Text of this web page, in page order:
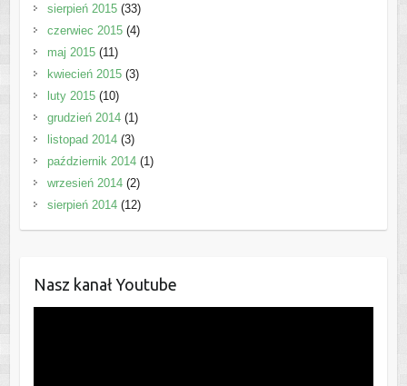
sierpień 2015(33)
czerwiec 2015(4)
maj 2015(11)
kwiecień 2015(3)
luty 2015(10)
grudzień 2014(1)
listopad 2014(3)
październik 2014(1)
wrzesień 2014(2)
sierpień 2014(12)
Nasz kanał Youtube